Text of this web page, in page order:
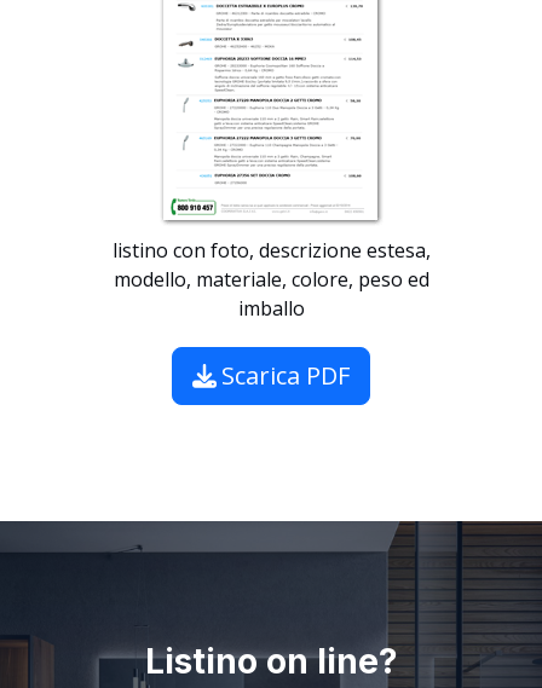
listino con foto, descrizione estesa,
modello, materiale, colore, peso ed
imballo
Scarica PDF
Listino on line?